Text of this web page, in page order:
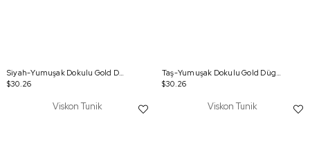
Siyah-Yumuşak Dokulu Gold Dügmeli Sweatshirt
$30.26
Taş-Yumuşak Dokulu Gold Dügmeli Sweatshirt
$30.26
Viskon Tunik Viskon Tunik